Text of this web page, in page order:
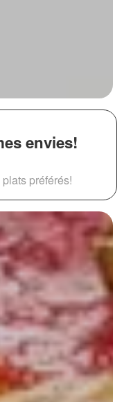
envies!
préférés!